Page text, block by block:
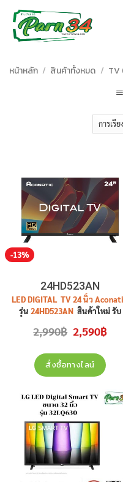
content
หน้าหลัก / สินค้าทั้งหมด / TV
-13%
24HD523AN
LED DIGITAL TV 24 นิ้ว
รุ่น 24HD523AN สินค้าใหม่ รับ
2,990฿ Original
price
2,990฿.
2,590฿price
สั่งซื้อทางไลน์